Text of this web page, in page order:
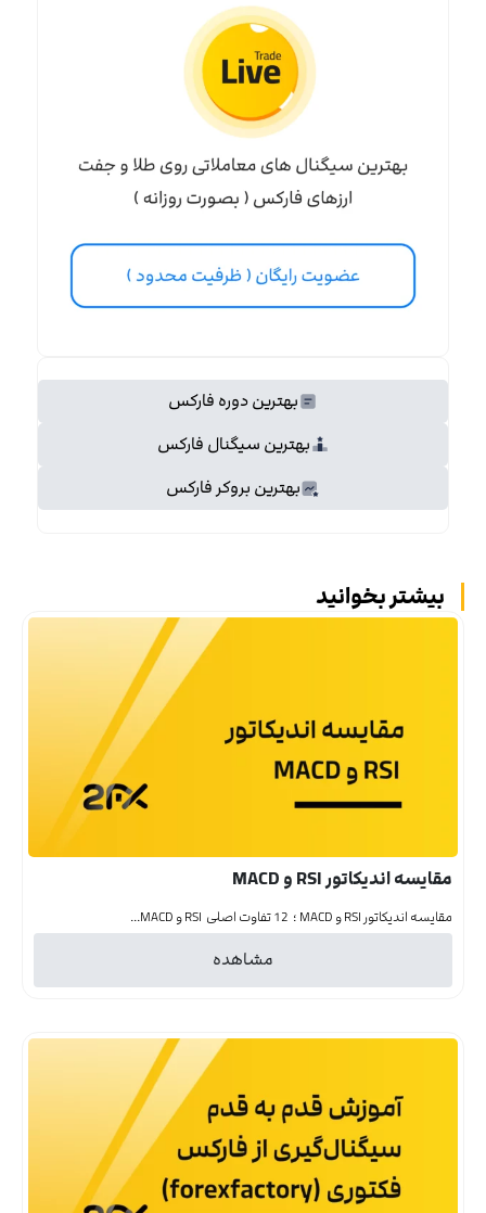
بهترین دوره فارکس
بهترین سیگنال فارکس
بهترین بروکر فارکس
بیشتر بخوانید
مقایسه اندیکاتور RSI و MACD
مقایسه اندیکاتور RSI و MACD ؛ 12 تفاوت اصلی RSI و MACD...
مشاهده